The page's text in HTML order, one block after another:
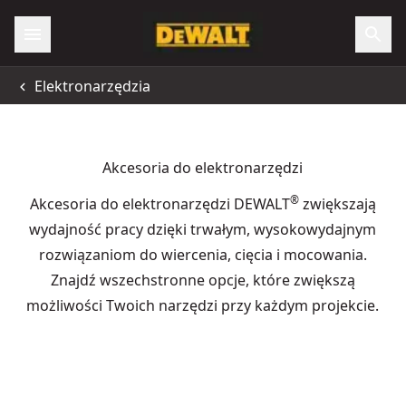
Elektronarzędzia
Akcesoria do elektronarzędzi
Akcesoria do elektronarzędzi DEWALT®zwiększają
wydajność pracy dzięki trwałym, wysokowydajnym
rozwiązaniom do wiercenia, cięcia i mocowania.
Znajdź wszechstronne opcje, które zwiększą
możliwości Twoich narzędzi przy każdym projekcie.